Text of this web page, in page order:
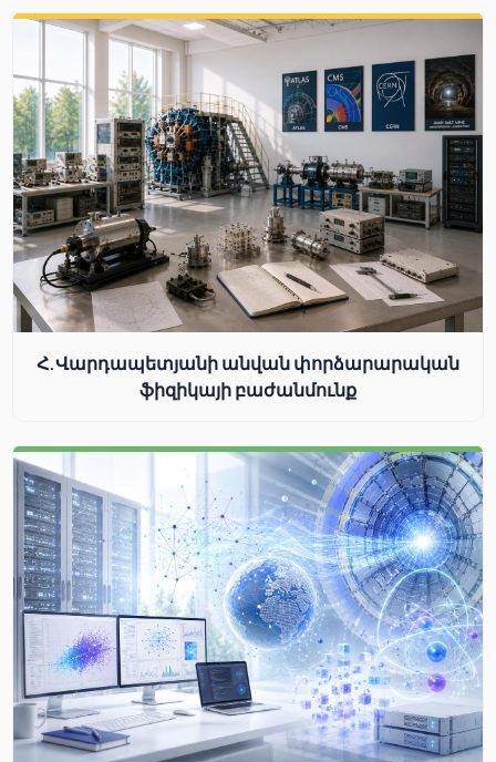
Հ.Վարդապետյանի անվան փորձարարական
ֆիզիկայի բաժանմունք